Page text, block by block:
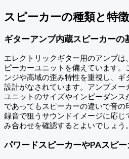
スピーカーの種類と特徴
ギターアンプ内蔵スピーカーの
エレクトリックギター用のアンプは
ピーカーユニットを備えています
ンジや高域の歪み特性を重視し、
設計がなされています。アンプメー
ユニットのサイズやインピーダンス
であってもスピーカーの違いで音
録音で狙うサウンドイメージに応じ
み合わせを確認するとよいでしょう。
パワードスピーカーやPAスピ